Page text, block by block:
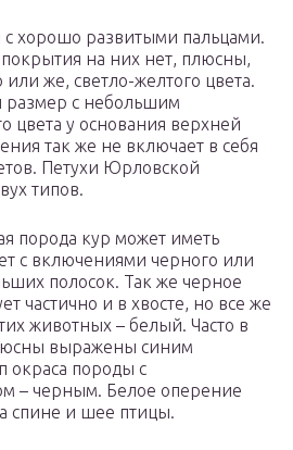
хорошо развитыми пальцами.
на них нет, плюсны,
же, светло-желтого цвета.
с небольшим
цвета у основания верхней
так же не включает в себя
Петухи Юрловской
типов.
порода кур может иметь
с включениями черного или
полосок. Так же черное
частично и в хвосте, но все же
животных – белый. Часто в
выражены синим
окраса породы с
– черным. Белое оперение
спине и шее птицы.